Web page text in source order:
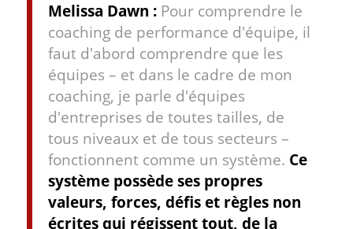
Melissa Dawn :Pour comprendre le
coaching de performance d'équipe, il
faut d'abord comprendre que les
équipes – et dans le cadre de mon
coaching, je parle d'équipes
d'entreprises de toutes tailles, de
tous niveaux et de tous secteurs –
fonctionnent comme un système. Ce
système possède ses propres
valeurs, forces, défis et règles non
écrites qui régissent tout, de la